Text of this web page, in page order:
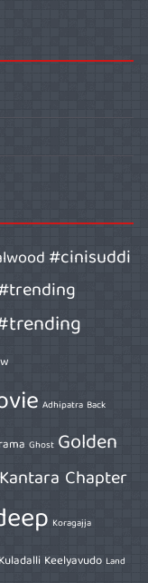
#cinisuddi
Adhipatra Back
Ghost Golden
Kantara Chapter
Koragajja
Kuladalli Keelyavudo Land